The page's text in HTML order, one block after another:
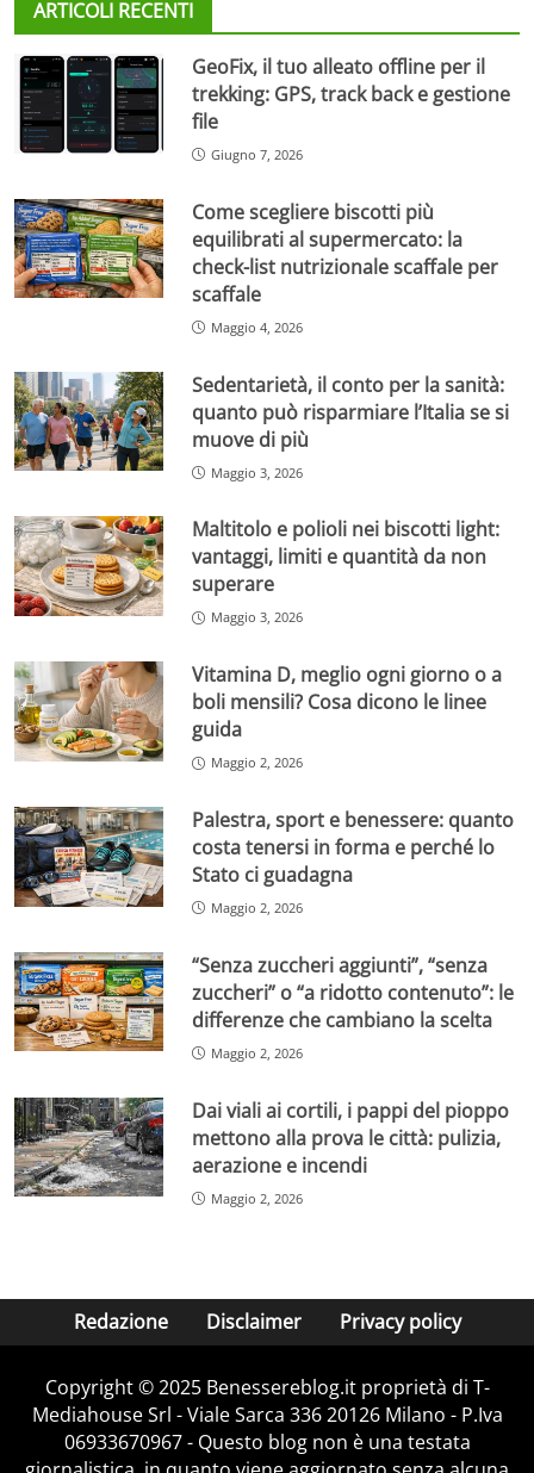
ARTICOLI RECENTI
GeoFix, il tuo alleato offline per il
trekking: GPS, track back e gestione
file
Giugno 7, 2026
Come scegliere biscotti più
equilibrati al supermercato: la
check-list nutrizionale scaffale per
scaffale
Maggio 4, 2026
Sedentarietà, il conto per la sanità:
quanto può risparmiare l’Italia se si
muove di più
Maggio 3, 2026
Maltitolo e polioli nei biscotti light:
vantaggi, limiti e quantità da non
superare
Maggio 3, 2026
Vitamina D, meglio ogni giorno o a
boli mensili? Cosa dicono le linee
guida
Maggio 2, 2026
Palestra, sport e benessere: quanto
costa tenersi in forma e perché lo
Stato ci guadagna
Maggio 2, 2026
“Senza zuccheri aggiunti”, “senza
zuccheri” o “a ridotto contenuto”: le
differenze che cambiano la scelta
Maggio 2, 2026
Dai viali ai cortili, i pappi del pioppo
mettono alla prova le città: pulizia,
aerazione e incendi
Maggio 2, 2026
Redazione Disclaimer Privacy policy
Copyright © 2025 Benessereblog.it proprietà di T-
Mediahouse Srl - Viale Sarca 336 20126 Milano - P.Iva
06933670967 - Questo blog non è una testata